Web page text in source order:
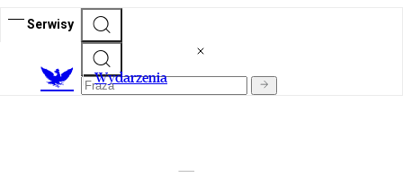
Serwisy
Wydarzenia